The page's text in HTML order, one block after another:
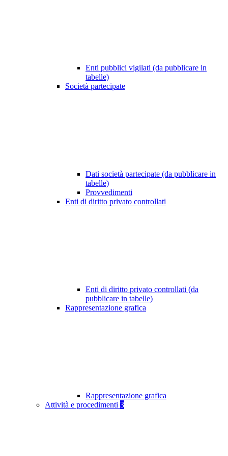
Enti pubblici vigilati (da pubblicare in
tabelle)
Società partecipate
Dati società partecipate (da pubblicare in
tabelle)
Provvedimenti
Enti di diritto privato controllati
Enti di diritto privato controllati (da
pubblicare in tabelle)
Rappresentazione grafica
Rappresentazione grafica
Attività e procedimenti 3